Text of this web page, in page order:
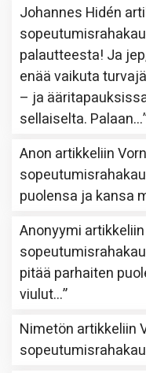
Johannes Hidén
palautteesta! Ja
enää vaikuta
– ja
sellaiselta. Palaan…
Anon artikkeliin
puolensa ja kansa
Anonyymi artikkeliin
pitää parhaiten
viulut…”
Nimetön artikkeliin